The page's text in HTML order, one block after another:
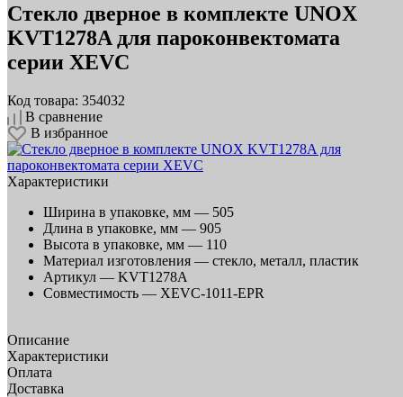
Стекло дверное в комплекте UNOX
KVT1278A для пароконвектомата
серии XEVC
Код товара: 354032
В сравнение
В избранное
Характеристики
Ширина в упаковке, мм — 505
Длина в упаковке, мм — 905
Высота в упаковке, мм — 110
Материал изготовления — стекло, металл, пластик
Артикул — KVT1278A
Совместимость — XEVC-1011-EPR
Описание
Характеристики
Оплата
Доставка